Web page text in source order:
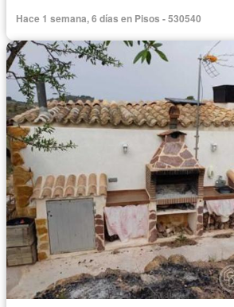
Hace 1 semana, 6 días en Pisos - 530540